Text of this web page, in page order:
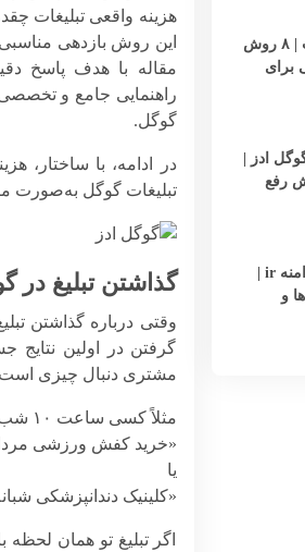
افزایش ورودی سایت | ۸ روش
برای
ادز |
رفع
و
هزینه واقعی تبلیغات
این روش بازدهی
مقاله با هدف پاسخ
راهنمایی جامع و تخصصی
گوگل.
در ادامه، با ساختار،
تبلیغات گوگل به‌صورت
گذاشتن تبلیغ
وقتی دربارهگذاشتن
گرفتن در اولین
مشتری دنبال چیزی است
مثلاً کسی ساعت ۱۰ شب سرچ می‌کند:
«خرید کفش ورزشی
یا
«کلینیک دندانپزشکی
اگر تبلیغ تو همان